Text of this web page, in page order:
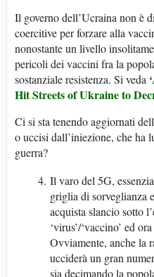
Il governo dell’Ucraina non è
coercitive per forzare alla
nonostante un livello
pericoli dei vaccini fra la
sostanziale resistenza. Si veda
Hit Streets of Ukraine to
Ci si sta tenendo aggiornati
o uccisi dall’iniezione, che ha
guerra?
Il varo del 5G,
griglia di sorveglianza
acquista slancio sotto
‘virus’/‘vaccino’ ed
Ovviamente, anche la
ucciderà un gran
sia decimando la